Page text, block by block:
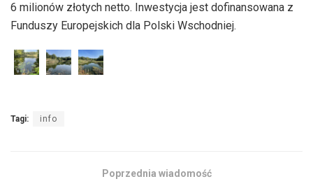
6 milionów złotych netto. Inwestycja jest dofinansowana z
Funduszy Europejskich dla Polski Wschodniej.
Tagi: info
Poprzednia wiadomość